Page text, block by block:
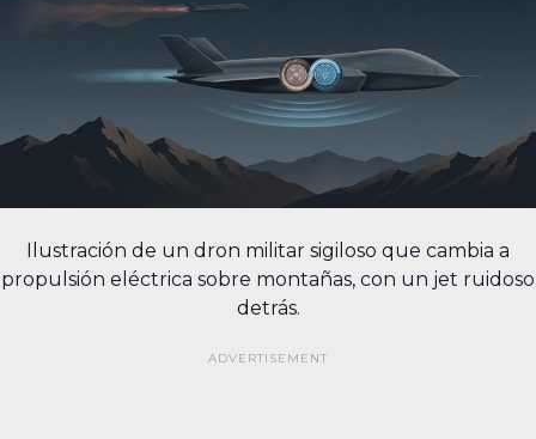
Ilustración de un dron militar sigiloso que cambia a
propulsión eléctrica sobre montañas, con un jet ruidoso
detrás.